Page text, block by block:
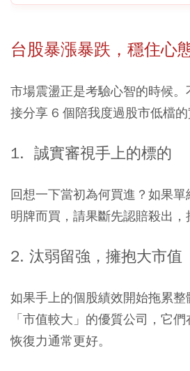
台股暴漲暴跌，穩住心
市場震盪正是考驗心智的時候
接分享 6 個陪我度過股市低檔的
1. ​ 誠實審視手上的標的
回想一下當初為何買進？如果
明牌而買，請果斷先認賠殺出，
​2. 汰弱留強，擁抱大市值
如果手上的個股績效開始拖累整
「市值較大」的優質公司，它
恢復力通常更好。